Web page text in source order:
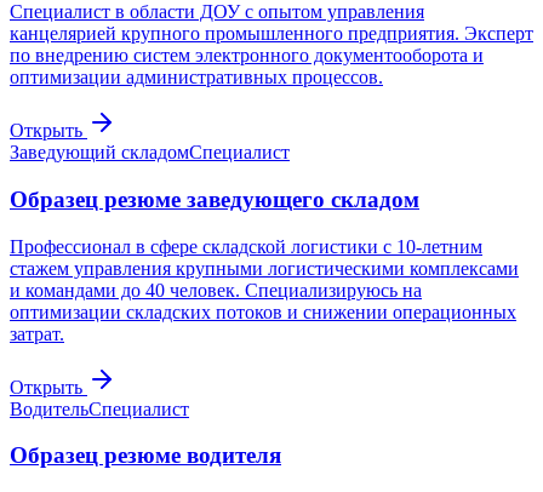
Специалист в области ДОУ с опытом управления
канцелярией крупного промышленного предприятия. Эксперт
по внедрению систем электронного документооборота и
оптимизации административных процессов.
Открыть
Заведующий складомСпециалист
Образец резюме заведующего складом
Профессионал в сфере складской логистики с 10-летним
стажем управления крупными логистическими комплексами
и командами до 40 человек. Специализируюсь на
оптимизации складских потоков и снижении операционных
затрат.
Открыть
ВодительСпециалист
Образец резюме водителя